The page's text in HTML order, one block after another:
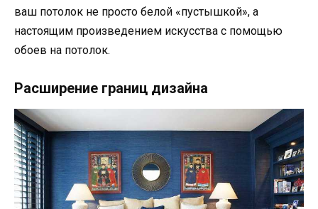
ваш потолок не просто белой «пустышкой», а
настоящим произведением искусства с помощью
обоев на потолок.
Расширение границ дизайна